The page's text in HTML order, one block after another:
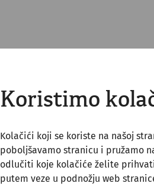
Koristimo
Kolačići koji se koriste na našoj
poboljšavamo stranicu i pružamo
odlučiti koje kolačiće želite
putem veze u podnožju web